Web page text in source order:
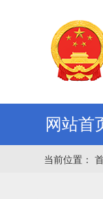
网站首
当前位置：